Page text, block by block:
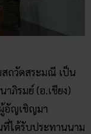
ถวัดสระมณี เป็น
ภิรมย์ (อ.เชียง)
อัญเชิญมา
ได้รับประทานนาม